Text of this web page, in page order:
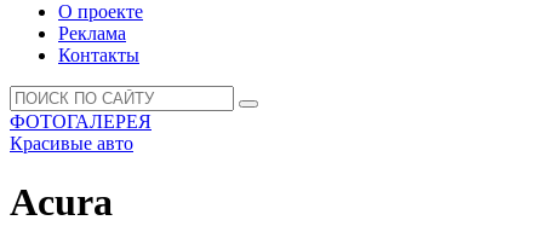
О проекте
Реклама
Контакты
ФОТОГАЛЕРЕЯ
Красивые авто
Acura